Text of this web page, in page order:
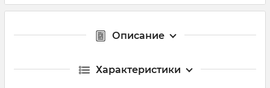
Описание
Характеристики